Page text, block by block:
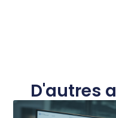
D'autres